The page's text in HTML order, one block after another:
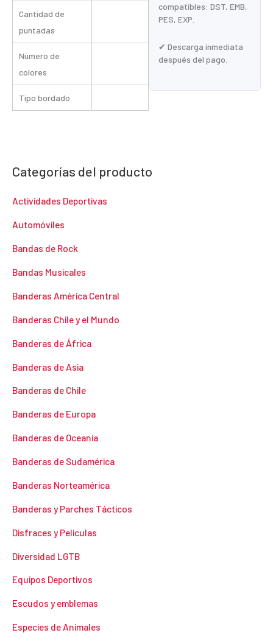
Cantidad de
puntadas
Número de
colores
Tipo bordado
compatibles: DST, EMB,
PES, EXP.
✔ Descarga inmediata
después del pago.
Categorías del producto
Actividades Deportivas
Automóviles
Bandas de Rock
Bandas Musicales
Banderas América Central
Banderas Chile y el Mundo
Banderas de África
Banderas de Asia
Banderas de Chile
Banderas de Europa
Banderas de Oceanía
Banderas de Sudamérica
Banderas Norteamérica
Banderas y Parches Tácticos
Disfraces y Películas
Diversidad LGTB
Equipos Deportivos
Escudos y emblemas
Especies de Animales